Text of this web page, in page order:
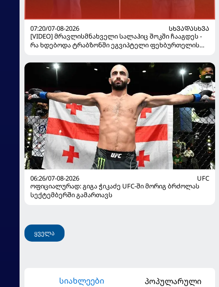
07:20/07-08-2026
ᲡᲮᲕᲐᲓᲐᲡᲮᲕᲐ
[VIDEO] მრავლისმნახველი სალაჰიც შოკში ჩააგდეს -
რა ხდებოდა ტრაბზონში ეგვიპტელი ფეხბურთელის
06:26/07-08-2026
UFC
ოფიციალურად: გიგა ჭიკაძე UFC-ში მორიგ ბრძოლას
სექტემბერში გამართავს
ყველა
სიახლეები პოპულარული